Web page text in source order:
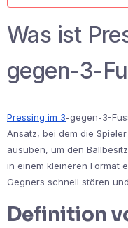
Was ist
gegen-3-
Pressing im 3-gegen-3-
Ansatz, bei dem die
ausüben, um den
in einem kleineren Format
Gegners schnell stören
Definition